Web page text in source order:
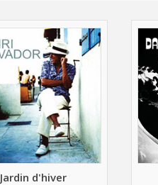
Jardin d'hiver